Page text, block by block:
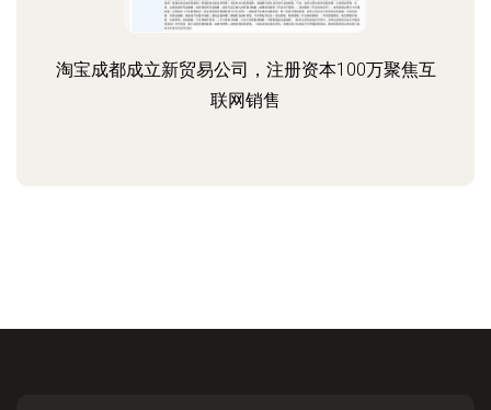
淘宝成都成立新贸易公司，注册资本100万聚焦互
联网销售